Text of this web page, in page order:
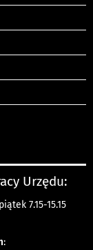
Urzędu:
7.15-15.15
: